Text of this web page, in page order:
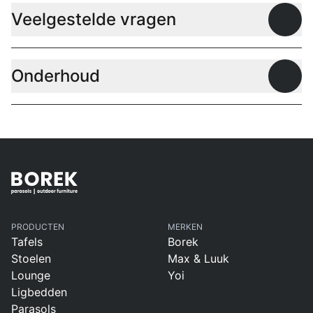
Veelgestelde vragen
Onderhoud
PRODUCTEN
Tafels
Stoelen
Lounge
Ligbedden
Parasols
MERKEN
Borek
Max & Luuk
Yoi